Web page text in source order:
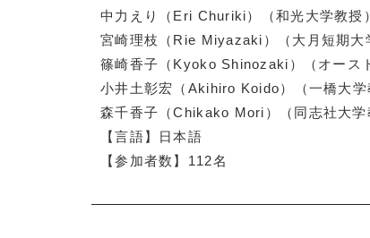
中力えり（Eri Churiki）（和光大学教授）
宮崎理枝（Rie Miyazaki）（大月短期大
篠崎香子（Kyoko Shinozaki）（オース
小井土彰宏（Akihiro Koido）（一橋大学
森千香子（Chikako Mori）（同志社大学
【言語】日本語
【参加者数】112名